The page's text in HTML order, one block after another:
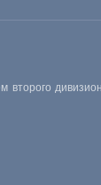
второго